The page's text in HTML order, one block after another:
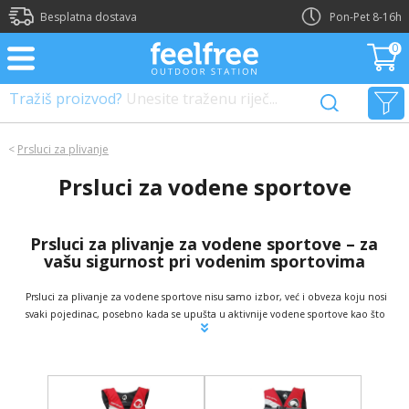
Besplatna dostava Pon-Pet 8-16h
0
Tražiš proizvod? Unesite traženu riječ...
< Prsluci za plivanje
Prsluci za vodene sportove
Prsluci za plivanje za vodene sportove – za
vašu sigurnost pri vodenim sportovima
Prsluci za plivanje za vodene sportove nisu samo izbor, već i obveza koju nosi
svaki pojedinac, posebno kada se upušta u aktivnije vodene sportove kao što
su vožnja jet-skija, skijanje na vodi, kanjoning, kajak na divljim vodama i
trgovini nudimo prsluke za plivanje i spašavanje koji ispunjavaju europske
standarde EN ISO 12402 (CE certifikat). To je jedan od ključnih certifikata koji
?>